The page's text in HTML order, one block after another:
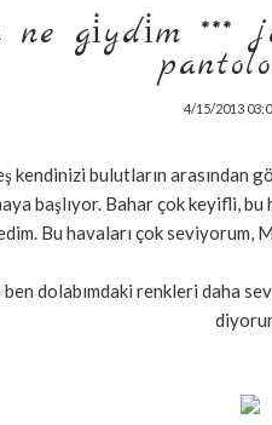
ne gi̇ydi̇m ***
tolon
4/15/2013
kendinizi bulutların
başlıyor. Bahar çok keyifli,
Bu havaları çok seviyorum,
dolabımdaki renkleri daha